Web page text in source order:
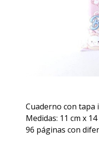
Cuaderno con tapa
Medidas: 11 cm x 14
96 páginas con